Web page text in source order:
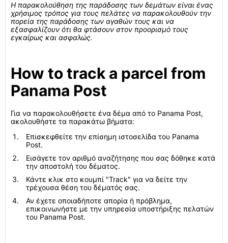
Η παρακολούθηση της παράδοσης των δεμάτων είναι ένας
χρήσιμος τρόπος για τους πελάτες να παρακολουθούν την
πορεία της παράδοσης των αγαθών τους και να
εξασφαλίζουν ότι θα φτάσουν στον προορισμό τους
εγκαίρως και ασφαλώς.
How to track a parcel from
Panama Post
Για να παρακολουθήσετε ένα δέμα από το Panama Post,
ακολουθήστε τα παρακάτω βήματα:
Επισκεφθείτε την επίσημη ιστοσελίδα του Panama
Post.
Εισάγετε τον αριθμό αναζήτησης που σας δόθηκε κατά
την αποστολή του δέματος.
Κάντε κλικ στο κουμπί "Track" για να δείτε την
τρέχουσα θέση του δέματός σας.
Αν έχετε οποιαδήποτε απορία ή πρόβλημα,
επικοινωνήστε με την υπηρεσία υποστήριξης πελατών
του Panama Post.